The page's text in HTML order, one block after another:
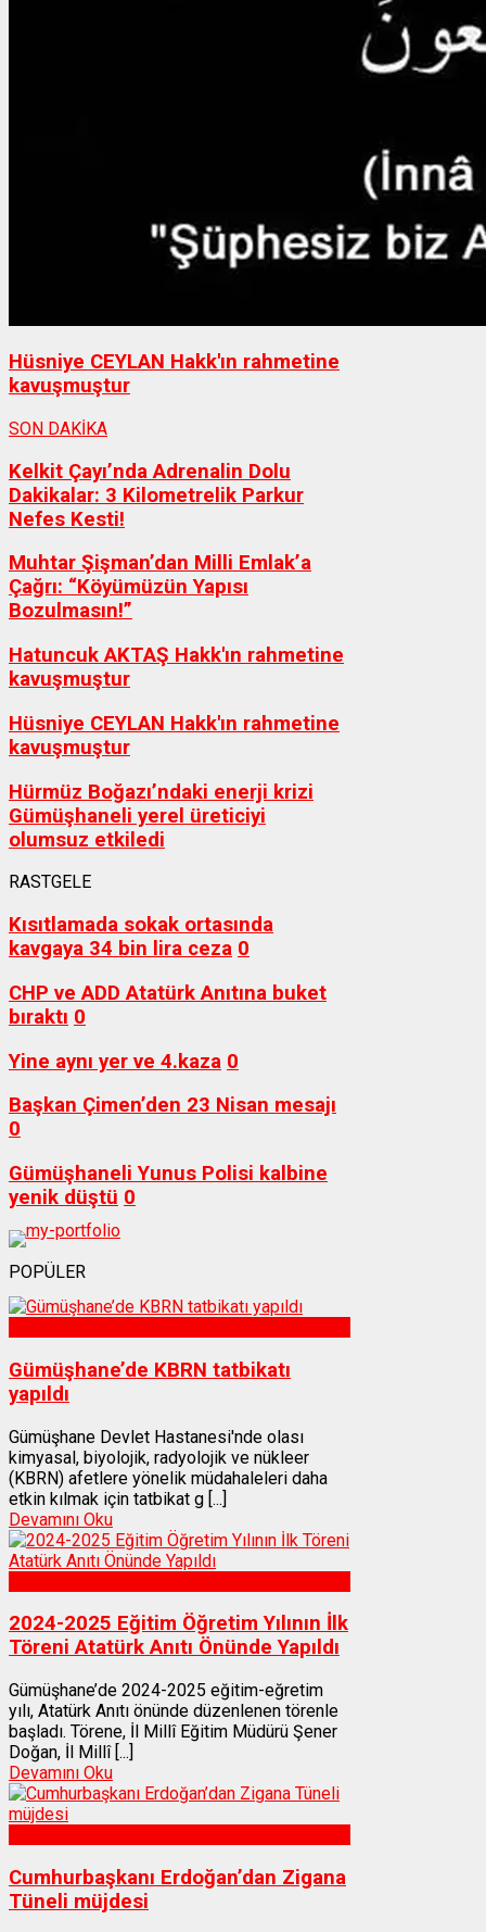
Hüsniye CEYLAN Hakk'ın rahmetine
kavuşmuştur
SON DAKİKA
Kelkit Çayı’nda Adrenalin Dolu
Dakikalar: 3 Kilometrelik Parkur
Nefes Kesti!
Muhtar Şişman’dan Milli Emlak’a
Çağrı: “Köyümüzün Yapısı
Bozulmasın!”
Hatuncuk AKTAŞ Hakk'ın rahmetine
kavuşmuştur
Hüsniye CEYLAN Hakk'ın rahmetine
kavuşmuştur
Hürmüz Boğazı’ndaki enerji krizi
Gümüşhaneli yerel üreticiyi
olumsuz etkiledi
RASTGELE
Kısıtlamada sokak ortasında
kavgaya 34 bin lira ceza 0
CHP ve ADD Atatürk Anıtına buket
bıraktı 0
Yine aynı yer ve 4.kaza 0
Başkan Çimen’den 23 Nisan mesajı
0
Gümüşhaneli Yunus Polisi kalbine
yenik düştü 0
POPÜLER
Gümüşhane’de KBRN tatbikatı
yapıldı
Gümüşhane Devlet Hastanesi'nde olası
kimyasal, biyolojik, radyolojik ve nükleer
(KBRN) afetlere yönelik müdahaleleri daha
etkin kılmak için tatbikat g [...]
Devamını Oku
2024-2025 Eğitim Öğretim Yılının İlk
Töreni Atatürk Anıtı Önünde Yapıldı
Gümüşhane’de 2024-2025 eğitim-eğretim
yılı, Atatürk Anıtı önünde düzenlenen törenle
başladı. Törene, İl Millî Eğitim Müdürü Şener
Doğan, İl Millî [...]
Devamını Oku
Cumhurbaşkanı Erdoğan’dan Zigana
Tüneli müjdesi